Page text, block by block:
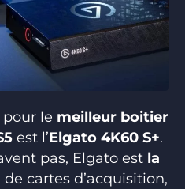
le meilleur boitier
est l’Elgato 4K60 S+.
pas, Elgato est la
cartes d’acquisition,